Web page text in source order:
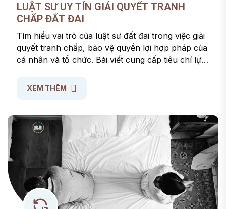
LUẬT SƯ UY TÍN GIẢI QUYẾT TRANH
CHẤP ĐẤT ĐAI
Tìm hiểu vai trò của luật sư đất đai trong việc giải
quyết tranh chấp, bảo vệ quyền lợi hợp pháp của
cá nhân và tổ chức. Bài viết cung cấp tiêu chí lựa
chấp và lợi ích khi có đại diện pháp lý chuyên
XEM THÊM